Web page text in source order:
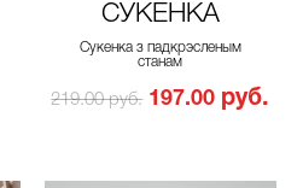
СУКЕНКА
Сукенка з падкрэсленым
станам
219.00 руб. 197.00 руб.